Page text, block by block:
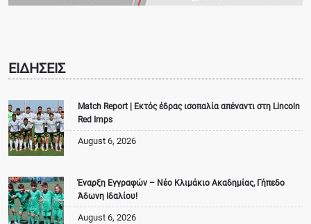
ΕΙΔΗΣΕΙΣ
Match Report | Εκτός έδρας ισοπαλία απέναντι στη Lincoln
Red Imps
August 6, 2026
Έναρξη Εγγραφών – Νέο Κλιμάκιο Ακαδημίας, Γήπεδο
Άδωνη Ιδαλίου!
August 6, 2026